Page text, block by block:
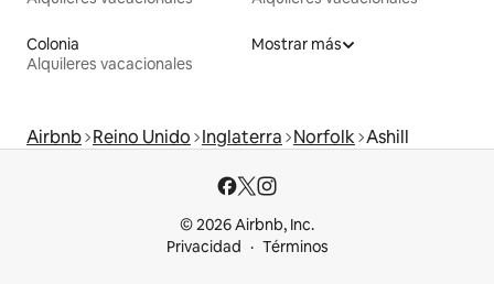
Colonia
Alquileres vacacionales
Mostrar más
Airbnb Reino Unido Inglaterra Norfolk Ashill
© 2026 Airbnb, Inc.
Privacidad
Términos